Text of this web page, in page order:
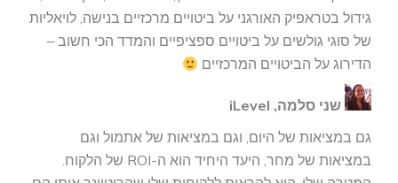
גידול בטראפיק האורגני על ביטויים מרכזיים בנישה, לויאליות
של סוגי גולשים על ביטויים ספציפיים והמדד הכי חשוב –
הדירוג על הביטויים המרכזיים
שני סלמה, iLevel
גם במציאות של היום, וגם במציאות של אתמול וגם
במציאות של מחר, היעד היחיד הוא ה-ROI של הלקוח.